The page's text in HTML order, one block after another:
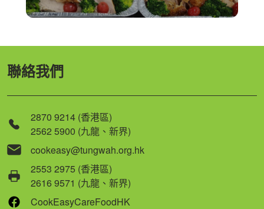
聯絡我們
2870 9214 (香港區)
2562 5900 (九龍、新界)
cookeasy@tungwah.org.hk
2553 2975 (香港區)
2616 9571 (九龍、新界)
CookEasyCareFoodHK